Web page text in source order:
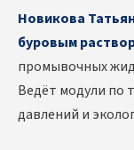
Новикова
буровым
промывочных
Ведёт модули по
давлений и